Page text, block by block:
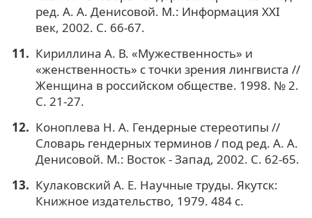
ред. А. А. Денисовой. М.: Информация XXI
век, 2002. С. 66-67.
Кириллина А. В. «Мужественность» и
«женственность» с точки зрения лингвиста //
Женщина в российском обществе. 1998. № 2.
С. 21-27.
Коноплева Н. А. Гендерные стереотипы //
Словарь гендерных терминов / под ред. А. А.
Денисовой. М.: Восток - Запад, 2002. С. 62-65.
Кулаковский А. Е. Научные труды. Якутск:
Книжное издательство, 1979. 484 с.